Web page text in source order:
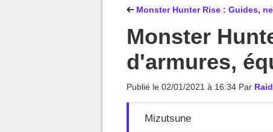
Monster Hunter Rise : Guides,
Monster
d'armures,
Publié le 02/01/2021 à 16:34 Par
Mizutsune